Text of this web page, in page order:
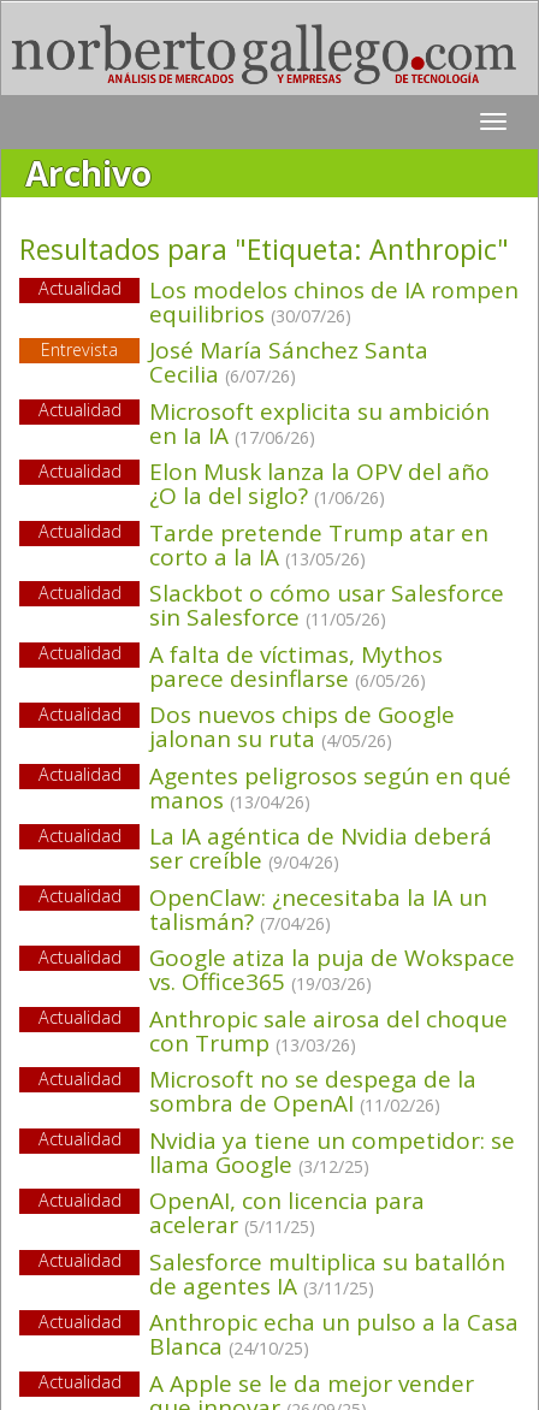
Toggle
Archivo
Resultados para "Etiqueta: Anthropic"
Actualidad Los modelos chinos de IA rompen
equilibrios (30/07/26)
Entrevista
José María Sánchez Santa
Cecilia (6/07/26)
Actualidad
Microsoft explicita su ambición
en Ia IA (17/06/26)
Actualidad
Elon Musk lanza la OPV del año
¿O la del siglo? (1/06/26)
Actualidad
Tarde pretende Trump atar en
corto a la IA (13/05/26)
Actualidad
Slackbot o cómo usar Salesforce
sin Salesforce (11/05/26)
Actualidad
A falta de víctimas, Mythos
parece desinflarse (6/05/26)
Actualidad
Dos nuevos chips de Google
jalonan su ruta (4/05/26)
Actualidad
Agentes peligrosos según en qué
manos (13/04/26)
Actualidad
La IA agéntica de Nvidia deberá
ser creíble (9/04/26)
Actualidad
OpenClaw: ¿necesitaba la IA un
talismán? (7/04/26)
Actualidad
Google atiza la puja de Wokspace
vs. Office365 (19/03/26)
Actualidad
Anthropic sale airosa del choque
con Trump (13/03/26)
Actualidad
Microsoft no se despega de la
sombra de OpenAI (11/02/26)
Actualidad
Nvidia ya tiene un competidor: se
llama Google (3/12/25)
Actualidad
OpenAI, con licencia para
acelerar (5/11/25)
Actualidad
Salesforce multiplica su batallón
de agentes IA (3/11/25)
Actualidad
Anthropic echa un pulso a la Casa
Blanca (24/10/25)
Actualidad
A Apple se le da mejor vender